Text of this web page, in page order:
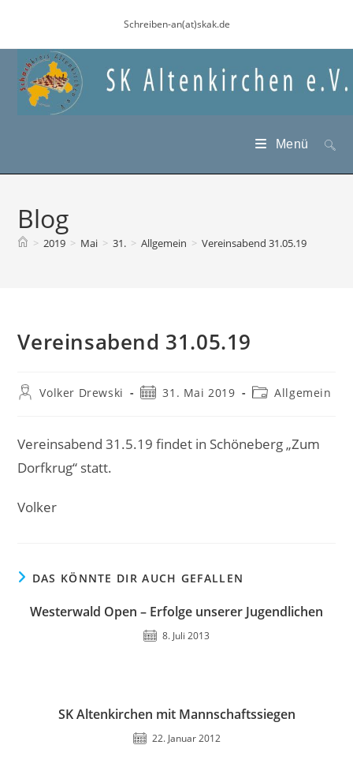
springen
Schreiben-an(at)skak.de
Menü
Blog
> 2019 > Mai > 31. > Allgemein > Vereinsabend 31.05.19
Vereinsabend 31.05.19
Beitrags-
Volker Drewski
Beitrag31. Mai 2019
Beitrags-
Allgemein
Vereinsabend 31.5.19 findet in Schöneberg „Zum
Dorfkrug“ statt.
Volker
DAS KÖNNTE DIR AUCH GEFALLEN
Westerwald Open – Erfolge unserer Jugendlichen
8. Juli 2013
SK Altenkirchen mit Mannschaftssiegen
22. Januar 2012